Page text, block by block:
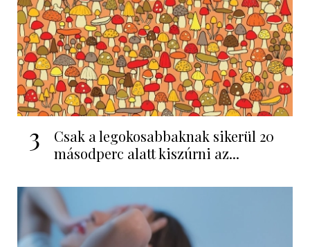
3
Csak a legokosabbaknak sikerül 20
másodperc alatt kiszúrni az...